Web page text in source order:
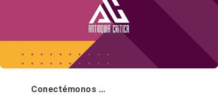
Conectémonos …